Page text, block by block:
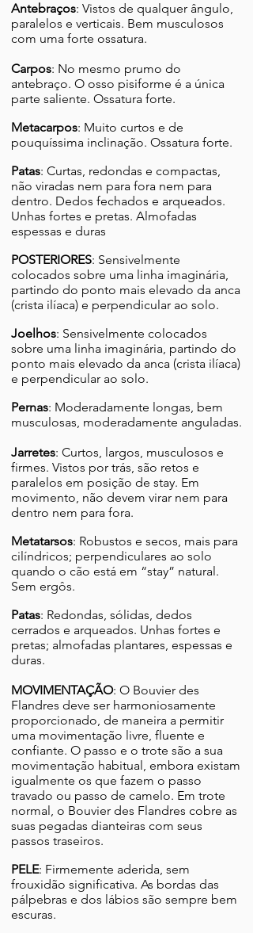
Antebraços: Vistos de qualquer ângulo,
paralelos e verticais. Bem musculosos
com uma forte ossatura.
Carpos: No mesmo prumo do
antebraço. O osso pisiforme é a única
parte saliente. Ossatura forte.
Metacarpos: Muito curtos e de
pouquíssima inclinação. Ossatura forte.
Patas: Curtas, redondas e compactas,
não viradas nem para fora nem para
dentro. Dedos fechados e arqueados.
Unhas fortes e pretas. Almofadas
espessas e duras
POSTERIORES: Sensivelmente
colocados sobre uma linha imaginária,
partindo do ponto mais elevado da anca
(crista ilíaca) e perpendicular ao solo.
Joelhos: Sensivelmente colocados
sobre uma linha imaginária, partindo do
ponto mais elevado da anca (crista ilíaca)
e perpendicular ao solo.
Pernas: Moderadamente longas, bem
musculosas, moderadamente anguladas.
Jarretes: Curtos, largos, musculosos e
firmes. Vistos por trás, são retos e
paralelos em posição de stay. Em
movimento, não devem virar nem para
dentro nem para fora.
Metatarsos: Robustos e secos, mais para
cilíndricos; perpendiculares ao solo
quando o cão está em “stay” natural.
Sem ergôs.
Patas: Redondas, sólidas, dedos
cerrados e arqueados. Unhas fortes e
pretas; almofadas plantares, espessas e
duras.
MOVIMENTAÇÃO: O Bouvier des
Flandres deve ser harmoniosamente
proporcionado, de maneira a permitir
uma movimentação livre, fluente e
confiante. O passo e o trote são a sua
movimentação habitual, embora existam
igualmente os que fazem o passo
travado ou passo de camelo. Em trote
normal, o Bouvier des Flandres cobre as
suas pegadas dianteiras com seus
passos traseiros.
PELE: Firmemente aderida, sem
frouxidão significativa. As bordas das
pálpebras e dos lábios são sempre bem
escuras.